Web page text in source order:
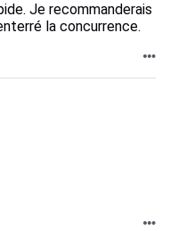
Je recommanderais
la concurrence.